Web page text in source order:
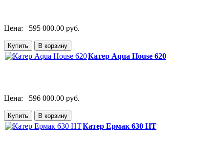
Цена: 595 000.00 руб.
Катер Aqua House 620
Цена: 596 000.00 руб.
Катер Ермак 630 HT